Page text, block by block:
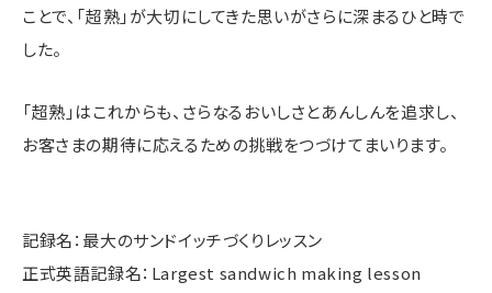
ことで、「超熟」が大切にしてきた思いがさらに深まるひと時で
した。
「超熟」はこれからも、さらなるおいしさとあんしんを追求し、
お客さまの期待に応えるための挑戦をつづけてまいります。
記録名：最大のサンドイッチづくりレッスン
正式英語記録名：Largest sandwich making lesson